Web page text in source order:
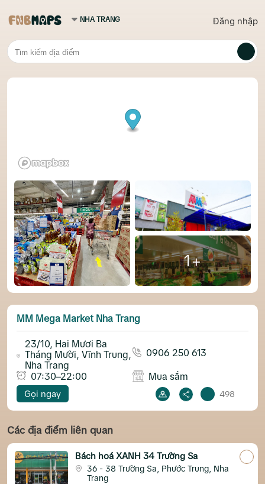
Đăng nhập
1+
MM Mega Market Nha Trang
23/10, Hai Mươi Ba
Tháng Mười, Vĩnh Trung,
Nha Trang
0906 250 613
07:30–22:00 Mua sắm
Gọi ngay 498
Các địa điểm liên quan
Bách hoá XANH 34 Trường Sa
36 - 38 Trường Sa, Phước Trung, Nha
Trang